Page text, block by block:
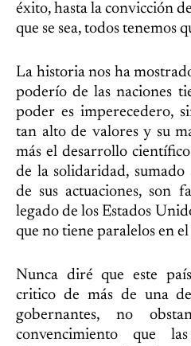
éxito, hasta la convicción
que se sea, todos tenemos
La historia nos ha
poderío de las naciones
poder es imperecedero,
tan alto de valores y su
más el desarrollo
de la solidaridad,
de sus actuaciones, son
legado de los Estados
que no tiene paralelos en
Nunca diré que este
critico de más de una
gobernantes, no
convencimiento que